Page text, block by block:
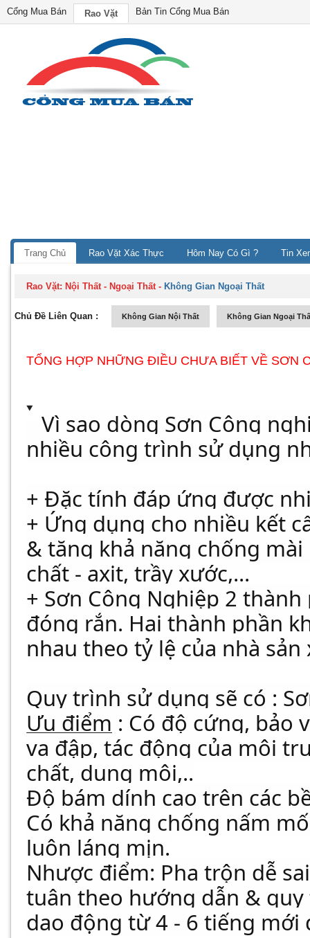
Cổng Mua Bán Rao Vặt Bản Tin Cổng Mua Bán
Trang Chủ Rao Vặt Xác Thực Hôm Nay Có Gì ? Tin
Rao Vặt: Nội Thất - Ngoại Thất- Không Gian Ngoại Thất
Chủ Đề Liên Quan : Không Gian Nội Thất Không Gian Ngoại
TỔNG HỢP NHỮNG ĐIỀU CHƯA BIẾT VỀ SƠN
Vì sao dòng Sơn Công
nhiều công trình sử dụng
+ Đặc tính đáp ứng được
+ Ứng dụng cho nhiều kết
& tăng khả năng chống
chất - axit, trầy xước,...
+ Sơn Công Nghiệp 2
đóng rắn. Hai thành phần
nhau theo tỷ lệ của nhà sản
Quy trình sử dụng sẽ có :
Ưu điểm : Có độ cứng, bảo
va đập, tác động của môi
chất, dung môi,..
Độ bám dính cao trên các
Có khả năng chống nấm
luôn láng mịn.
Nhược điểm: Pha trộn dễ
tuân theo hướng dẫn &
dao động từ 4 - 6 tiếng